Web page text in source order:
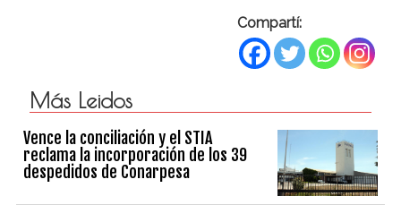
Compartí:
Más Leidos
Vence la conciliación y el STIA
reclama la incorporación de los 39
despedidos de Conarpesa